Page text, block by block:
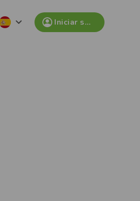
Iniciar sesión